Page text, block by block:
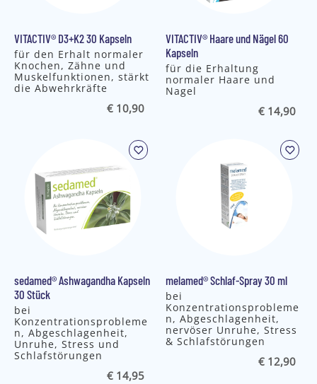
VITACTIV® D3+K2 30 Kapseln
für den Erhalt normaler
Knochen, Zähne und
Muskelfunktionen, stärkt
die Abwehrkräfte
€ 10,90
VITACTIV® Haare und Nägel 60
Kapseln
für die Erhaltung
normaler Haare und
Nagel
€ 14,90
sedamed® Ashwagandha Kapseln
30 Stück
bei
Konzentrationsprobleme
n, Abgeschlagenheit,
Unruhe, Stress und
Schlafstörungen
€ 14,95
melamed® Schlaf-Spray 30 ml
bei
Konzentrationsprobleme
n, Abgeschlagenheit,
nervöser Unruhe, Stress
& Schlafstörungen
€ 12,90